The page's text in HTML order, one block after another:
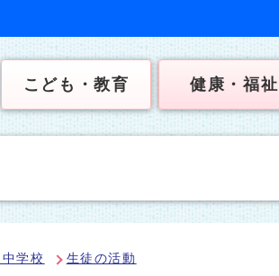
こども・教育 健康・福祉
学校 生徒の活動